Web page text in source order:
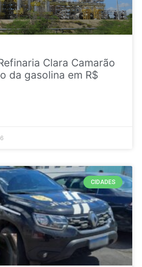
Clara Camarão
da gasolina em R$
CIDADES